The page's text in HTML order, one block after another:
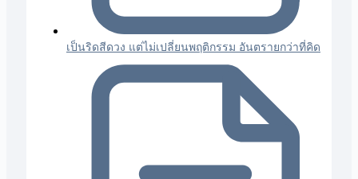
เป็นริดสีดวง แต่ไม่เปลี่ยนพฤติกรรม อันตรายกว่าที่คิด